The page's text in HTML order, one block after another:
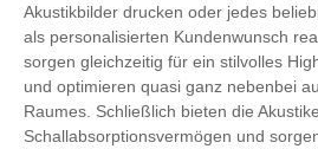
Akustikbilder drucken oder jedes
als personalisierten Kundenwunsch
sorgen gleichzeitig für ein stilvolles
und optimieren quasi ganz nebenbei
Raumes. Schließlich bieten die
Schallabsorptionsvermögen und